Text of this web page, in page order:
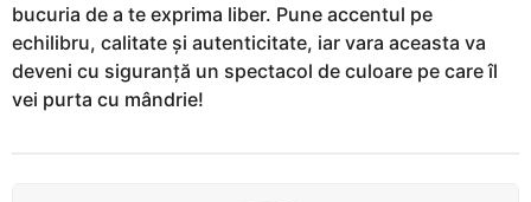
bucuria de a te exprima liber. Pune accentul pe
echilibru, calitate și autenticitate, iar vara aceasta va
deveni cu siguranță un spectacol de culoare pe care îl
vei purta cu mândrie!